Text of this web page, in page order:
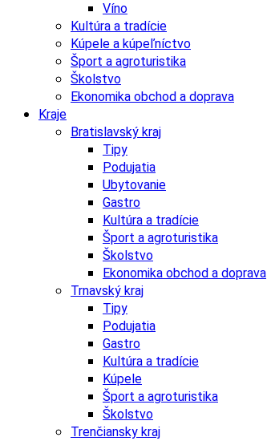
Víno
Kultúra a tradície
Kúpele a kúpeľníctvo
Šport a agroturistika
Školstvo
Ekonomika obchod a doprava
Kraje
Bratislavský kraj
Tipy
Podujatia
Ubytovanie
Gastro
Kultúra a tradície
Šport a agroturistika
Školstvo
Ekonomika obchod a doprava
Trnavský kraj
Tipy
Podujatia
Gastro
Kultúra a tradície
Kúpele
Šport a agroturistika
Školstvo
Trenčiansky kraj